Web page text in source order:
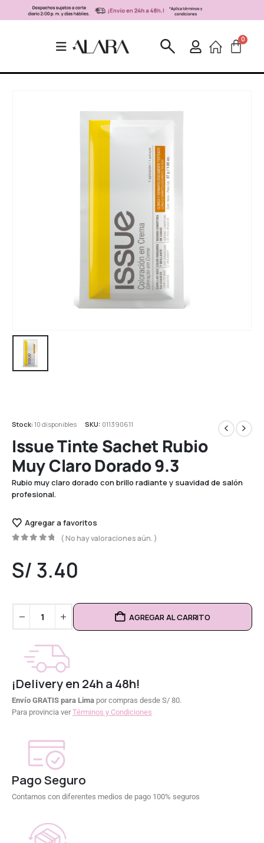
Stock: 10 disponibles SKU: 011390611
Issue Tinte Sachet Rubio
Muy Claro Dorado 9.3
Rubio muy claro dorado con brillo radiante y suavidad de salón
profesional.
Agregar a favoritos
( No hay valoraciones aún. )
S/ 3.40
AGREGAR AL CARRITO
¡Delivery en 24h a 48h!
Envío GRATIS para Lima por compras desde S/ 80.
Para provincia verTérminos y Condiciones
Pago Seguro
Contamos con diferentes medios de pago 100% seguros